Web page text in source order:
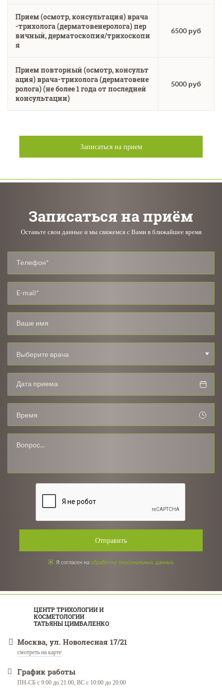
Прием (осмотр, консультация) врача
-трихолога (дерматовенеролога) пер
вичный, дерматоскопия/трихоскопи
я
6500 руб
Прием повторный (осмотр, консульт
ация) врача-трихолога (дерматовене
ролога) (не более 1 года от последней
консультации)
5000 руб
Записаться на прием
Записаться на приём
Оставьте свои данные и мы свяжемся с Вами в ближайшее время
Выберите врача
Время
Отправить
Я согласен на обработку персональных данных
ЦЕНТР ТРИХОЛОГИИ И
КОСМЕТОЛОГИИ
ТАТЬЯНЫ ЦИМБАЛЕНКО
Москва, ул. Новолесная 17/21
смотреть на карте
График работы
ПН-СБ с 9:00 до 21:00, ВС с 10:00 до 20:00